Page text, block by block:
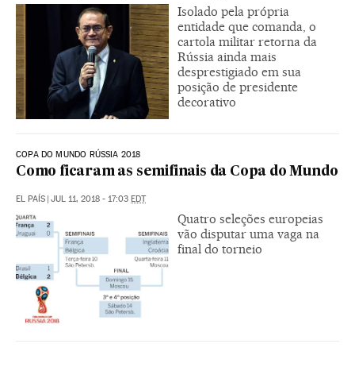
Isolado pela própria
entidade que comanda, o
cartola militar retorna da
Rússia ainda mais
desprestigiado em sua
posição de presidente
decorativo
COPA DO MUNDO RÚSSIA 2018
Como ficaram as semifinais da Copa do Mundo
EL PAÍS | JUL 11, 2018 - 17:03 EDT
Quatro seleções europeias
vão disputar uma vaga na
final do torneio